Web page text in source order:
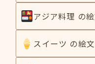
アジア料理 の
スイーツ の絵